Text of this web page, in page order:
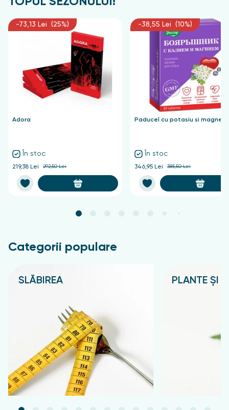
-73,13 Lei (25%)
Adora
În stoc
219,38 Lei 292,50 Lei
-38,55 Lei (10%)
Paducel cu potasiu si
În stoc
346,95 Lei 385,50 Lei
Categorii populare
SLĂBIREA PLANTE ȘI